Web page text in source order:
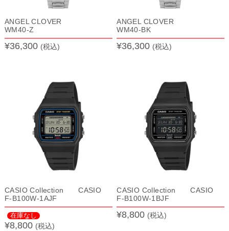
ANGEL CLOVER
WM40-Z
¥36,300 (税込)
ANGEL CLOVER
WM40-BK
¥36,300 (税込)
CASIO Collection CASIO
F-B100W-1AJF
在庫なし
¥8,800 (税込)
CASIO Collection CASIO
F-B100W-1BJF
¥8,800 (税込)